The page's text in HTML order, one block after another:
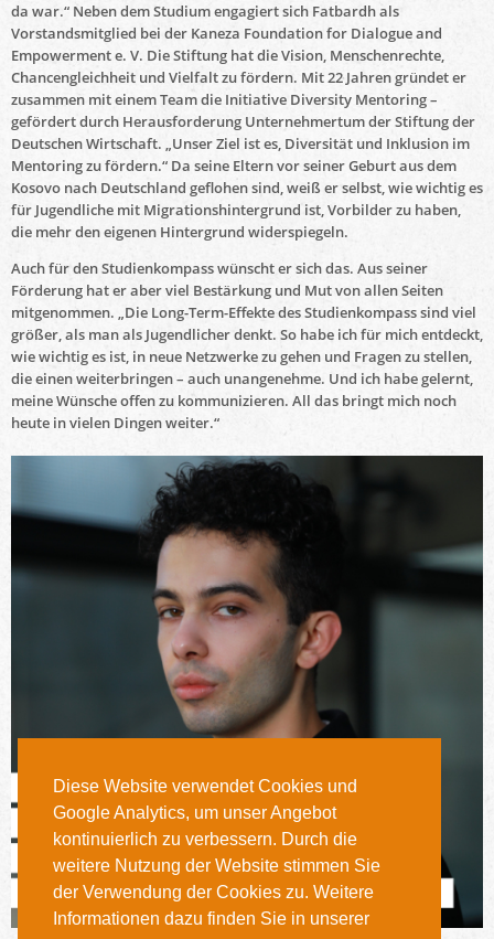
Diese Website verwendet Cookies und
Google Analytics, um unser Angebot
kontinuierlich zu verbessern. Durch die
weitere Nutzung der Website stimmen Sie
der Verwendung der Cookies zu. Weitere
Informationen dazu finden Sie in unserer
da war.“ Neben dem Studium engagiert sich Fatbardh als
Vorstandsmitglied bei der Kaneza Foundation for Dialogue and
Empowerment e. V. Die Stiftung hat die Vision, Menschenrechte,
Chancengleichheit und Vielfalt zu fördern. Mit 22 Jahren gründet er
zusammen mit einem Team die Initiative Diversity Mentoring –
gefördert durch Herausforderung Unternehmertum der Stiftung der
Deutschen Wirtschaft. „Unser Ziel ist es, Diversität und Inklusion im
Mentoring zu fördern.“ Da seine Eltern vor seiner Geburt aus dem
Kosovo nach Deutschland geflohen sind, weiß er selbst, wie wichtig es
für Jugendliche mit Migrationshintergrund ist, Vorbilder zu haben,
die mehr den eigenen Hintergrund widerspiegeln.
Auch für den Studienkompass wünscht er sich das. Aus seiner
Förderung hat er aber viel Bestärkung und Mut von allen Seiten
mitgenommen. „Die Long-Term-Effekte des Studienkompass sind viel
größer, als man als Jugendlicher denkt. So habe ich für mich entdeckt,
wie wichtig es ist, in neue Netzwerke zu gehen und Fragen zu stellen,
die einen weiterbringen – auch unangenehme. Und ich habe gelernt,
meine Wünsche offen zu kommunizieren. All das bringt mich noch
heute in vielen Dingen weiter.“